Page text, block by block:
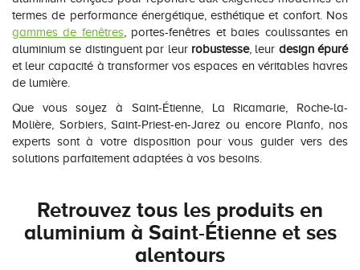
termes de performance énergétique, esthétique et confort. Nos
gammes de fenêtres, portes-fenêtres et baies coulissantes en
aluminium se distinguent par leur robustesse, leur design épuré
et leur capacité à transformer vos espaces en véritables havres
de lumière.
Que vous soyez à Saint-Étienne, La Ricamarie, Roche-la-
Molière, Sorbiers, Saint-Priest-en-Jarez ou encore Planfo, nos
experts sont à votre disposition pour vous guider vers des
solutions parfaitement adaptées à vos besoins.
Retrouvez tous les produits en
aluminium à Saint-Étienne et ses
alentours